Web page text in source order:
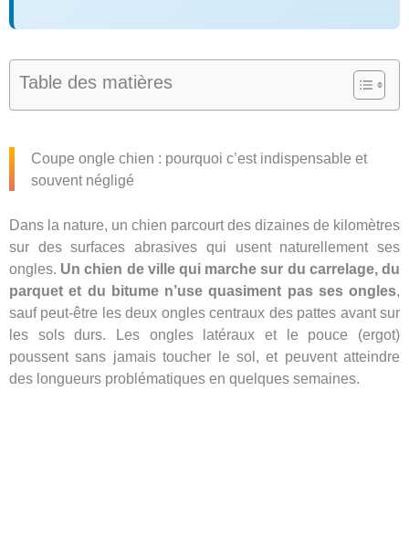
Table des matières
Coupe ongle chien : pourquoi c’est indispensable et
souvent négligé
Dans la nature, un chien parcourt des dizaines de kilomètres
sur des surfaces abrasives qui usent naturellement ses
ongles. Un chien de ville qui marche sur du carrelage, du
parquet et du bitume n’use quasiment pas ses ongles,
sauf peut-être les deux ongles centraux des pattes avant sur
les sols durs. Les ongles latéraux et le pouce (ergot)
poussent sans jamais toucher le sol, et peuvent atteindre
des longueurs problématiques en quelques semaines.